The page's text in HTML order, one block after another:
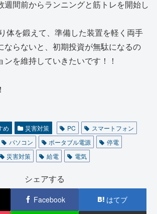
週間前からランニングと筋トレを開始し
体を鍛えて、準備した装置を軽く両手
ならないと、初期投資が無駄になるの
ンを維持していきたいです！！
め 災害対策 PC
スマートフォン
パソコン ポータブル電源
停電
災害対策 給電 電気
シェアする
Facebook はてブ